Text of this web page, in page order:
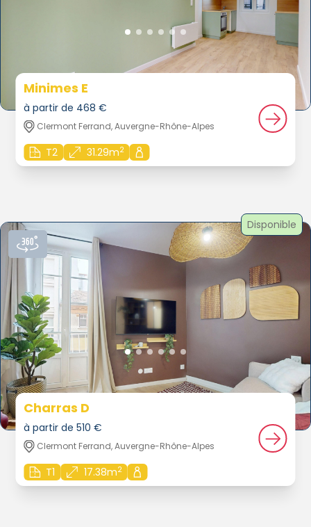
Minimes E
à partir de 468 €
Clermont Ferrand, Auvergne-Rhône-Alpes
T2 31.29m2
Disponible
Charras D
à partir de 510 €
Clermont Ferrand, Auvergne-Rhône-Alpes
T1 17.38m2